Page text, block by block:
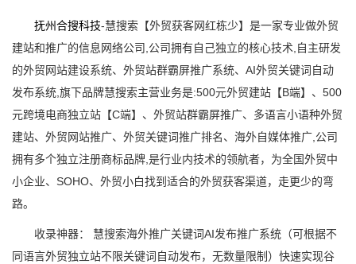
抚州合搜科技-慧搜索【外贸获客网红栋少】是一家专业做外贸
建站和推广的信息网络公司,公司拥有自己独立的核心技术,自主研发
的外贸网站建设系统、外贸站群霸屏推广系统、AI外贸关键词自动
发布系统,旗下品牌慧搜索主营业务是:500元外贸建站【B端】、500
元跨境电商独立站【C端】、外贸站群霸屏推广、多语言小语种外贸
建站、外贸网站推广、外贸关键词推广排名、海外自媒体推广,公司
拥有多个独立注册商标品牌,是行业内技术的领航者，为全国外贸中
小企业、SOHO、外贸小白找到适合的外贸获客渠道，走更少的弯
路。
收录神器： 慧搜索海外推广关键词AI发布推广系统（可根据不
同语言外贸独立站不限关键词自动发布，无数量限制）快速实现谷